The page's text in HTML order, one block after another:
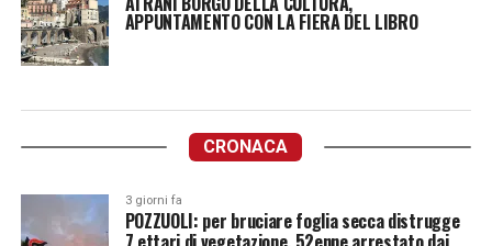
APPUNTAMENTO CON LA FIERA DEL LIBRO
CRONACA
3 giorni fa
POZZUOLI: per bruciare foglia secca distrugge